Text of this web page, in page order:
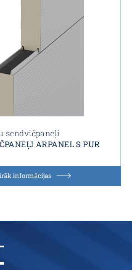
sendvičpaneļi
ARPANEL S PUR
informācijas